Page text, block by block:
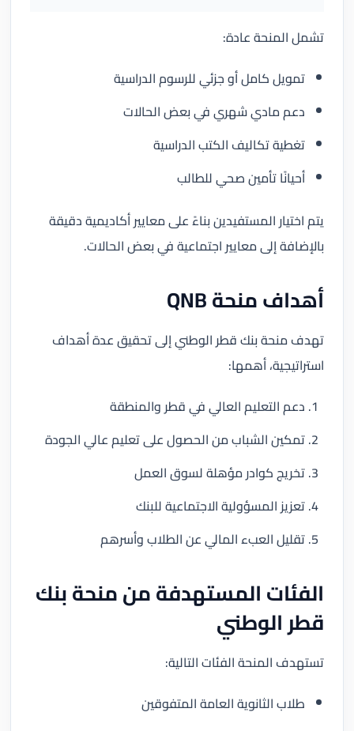
تشمل المنحة عادة:
تمويل كامل أو جزئي للرسوم الدراسية
دعم مادي شهري في بعض الحالات
تغطية تكاليف الكتب الدراسية
أحيانًا تأمين صحي للطالب
يتم اختيار المستفيدين بناءً على معايير أكاديمية دقيقة
بالإضافة إلى معايير اجتماعية في بعض الحالات.
أهداف منحة QNB
تهدف منحة بنك قطر الوطني إلى تحقيق عدة أهداف
استراتيجية، أهمها:
دعم التعليم العالي في قطر والمنطقة
تمكين الشباب من الحصول على تعليم عالي الجودة
تخريج كوادر مؤهلة لسوق العمل
تعزيز المسؤولية الاجتماعية للبنك
تقليل العبء المالي عن الطلاب وأسرهم
الفئات المستهدفة من منحة بنك
قطر الوطني
تستهدف المنحة الفئات التالية:
طلاب الثانوية العامة المتفوقين